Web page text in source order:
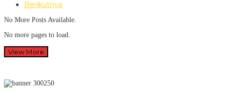
Berikutnya
No More Posts Available.
No more pages to load.
View More